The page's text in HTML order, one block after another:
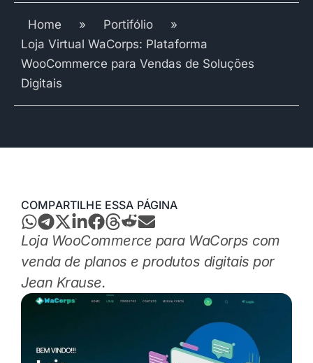
Home » Portifólio
»
Loja Virtual WaCorps: Plataforma
WooCommerce para Vendas de Soluções
Digitais
COMPARTILHE ESSA PÁGINA
Loja WooCommerce para WaCorps com
venda de planos e produtos digitais por
Jean Krause.